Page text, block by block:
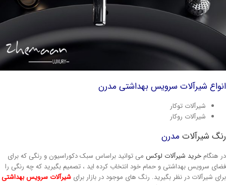
شیرآلات سرویس بهداشتی مدرن
شیرآلات توکار
شیرآلات روکار
شیرآلاتمدرن
هنگامخرید شیرآلات لوکسمی توانید براساس سبک دکوراسیون و رنگی که برای
سرویس بهداشتی و حمام خود انتخاب کرده اید ، تصمیم بگیرید که چه رنگی را
شیرآلات در نظر بگیرید. رنگ های موجود در بازار برایشیرآلات سرویس بهداشتی